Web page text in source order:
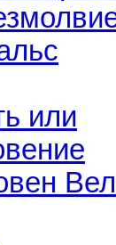
или